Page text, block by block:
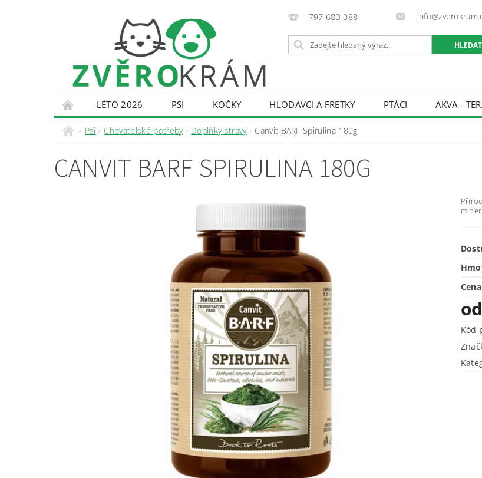
797 683 088
LÉTO 2026 PSI KOČKY HLODAVCI A FRETKY PTÁCI AKVA -
KONTAKTY
DOPRAVA A PLATBA OBCHODNÍ PODMÍNKY
Psi Chovatelské potřeby Doplňky stravy Canvit BARF Spirulina 180g
CANVIT BARF SPIRULINA 180G
Cena
Kód